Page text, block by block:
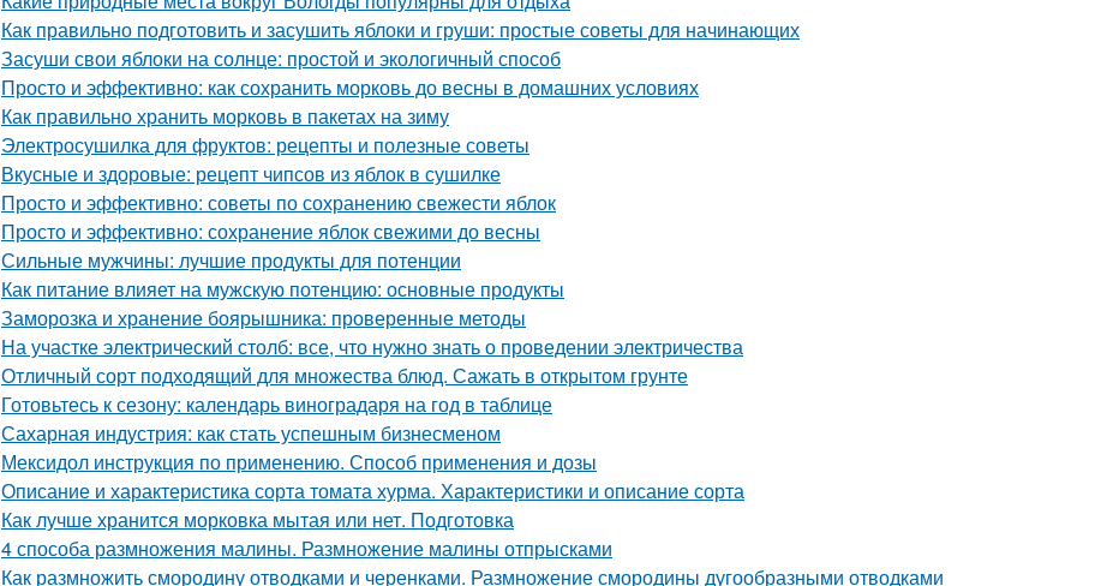
Как правильно подготовить и засушить яблоки и груши: простые советы для начинающих
Засуши свои яблоки на солнце: простой и экологичный способ
Просто и эффективно: как сохранить морковь до весны в домашних условиях
Как правильно хранить морковь в пакетах на зиму
Электросушилка для фруктов: рецепты и полезные советы
Вкусные и здоровые: рецепт чипсов из яблок в сушилке
Просто и эффективно: советы по сохранению свежести яблок
Просто и эффективно: сохранение яблок свежими до весны
Сильные мужчины: лучшие продукты для потенции
Как питание влияет на мужскую потенцию: основные продукты
Заморозка и хранение боярышника: проверенные методы
На участке электрический столб: все, что нужно знать о проведении электричества
Отличный сорт подходящий для множества блюд. Сажать в открытом грунте
Готовьтесь к сезону: календарь виноградаря на год в таблице
Сахарная индустрия: как стать успешным бизнесменом
Мексидол инструкция по применению. Способ применения и дозы
Описание и характеристика сорта томата хурма. Характеристики и описание сорта
Как лучше хранится морковка мытая или нет. Подготовка
4 способа размножения малины. Размножение малины отпрысками
Как размножить смородину отводками и черенками. Размножение смородины дугообразными отводками